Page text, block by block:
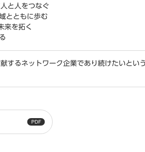
と人をつなぐ
とともに歩む
来を拓く
するネットワーク企業であり続けたいとい